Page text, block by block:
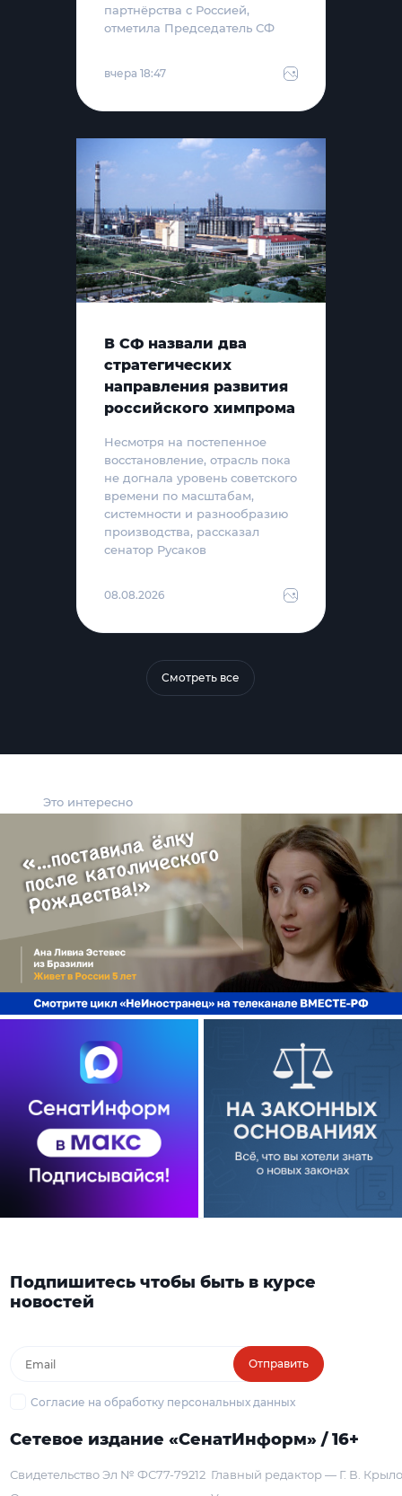
Это интересно
партнёрства с Россией,
отметила Председатель СФ
вчера 18:47
В СФ назвали два
стратегических
направления развития
российского химпрома
Несмотря на постепенное
восстановление, отрасль пока
не догнала уровень советского
времени по масштабам,
системности и разнообразию
производства, рассказал
сенатор Русаков
08.08.2026
Смотреть все
Подпишитесь чтобы быть в курсе
новостей
Отправить
Согласие на обработку персональных данных
Сетевое издание «СенатИнформ» / 16+
Свидетельство Эл № ФС77-79212 Главный редактор — Г. В.